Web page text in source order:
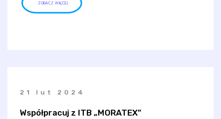
ZOBACZ WIĘCEJ
21 lut 2024
Współpracuj z ITB „MORATEX”